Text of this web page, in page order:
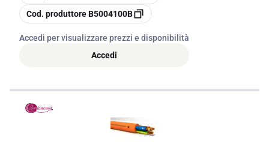
copia
Cod. produttoreB5004100B
Accedi per visualizzare prezzi e disponibilità
Accedi